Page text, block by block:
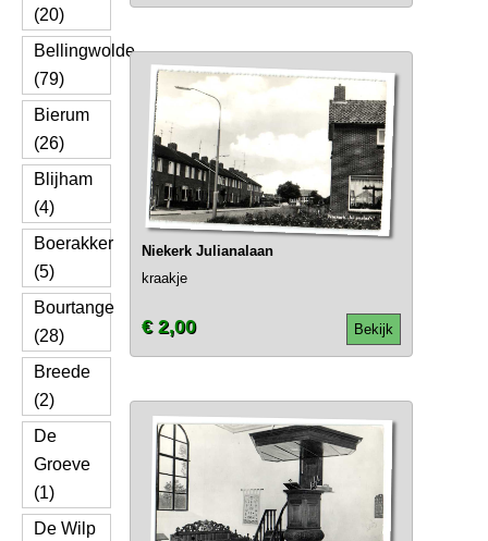
(20)
Bellingwolde
(79)
Bierum
(26)
Blijham
(4)
Boerakker
(5)
Bourtange
(28)
Breede
(2)
De
Groeve
(1)
De Wilp
Niekerk Julianalaan
kraakje
Bekijk
€ 2,00